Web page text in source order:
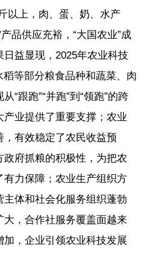
以上，肉、蛋、奶、水产
品供应充裕，“大国农业”成
益显现，2025年农业科技
等部分粮食品种和蔬菜、肉
“跟跑”“并跑”到“领跑”的跨
业提供了重要支撑；农业
有效稳定了农民收益预
府抓粮的积极性，为把农
力保障；农业生产组织方
体和社会化服务组织蓬勃
，合作社服务覆盖面越来
，企业引领农业科技发展